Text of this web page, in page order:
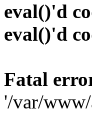
eval()'d
eval()'d
Fatal
'/var/